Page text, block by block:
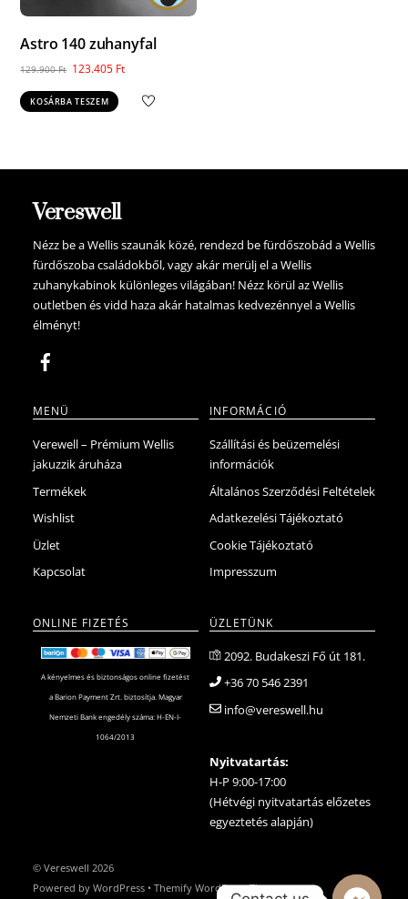
választhatók
Astro 140 zuhanyfal
129.900Ft Original
price
was:
123.405 FtCurrent
KOSÁRBA TESZEM
Vereswell
Nézz be a Wellis szaunák közé, rendezd be fürdőszobád a Wellis
fürdőszoba családokből, vagy akár merülj el a Wellis
zuhanykabinok különleges világában! Nézz körül az Wellis
outletben és vidd haza akár hatalmas kedvezénnyel a Wellis
élményt!
MENÜ
Verewell – Prémium Wellis
jakuzzik áruháza
Termékek
Wishlist
Üzlet
Kapcsolat
INFORMÁCIÓ
Szállítási és beüzemelési
információk
Általános Szerződési Feltételek
Adatkezelési Tájékoztató
Cookie Tájékoztató
Impresszum
ONLINE FIZETÉS
A kényelmes és biztonságos online fizetést
a Barion Payment Zrt. biztosítja. Magyar
Nemzeti Bank engedély száma: H-EN-I-
1064/2013
ÜZLETÜNK
2092. Budakeszi Fő út 181.
+36 70 546 2391
info@vereswell.hu
Nyitvatartás:
H-P 9:00-17:00
(Hétvégi nyitvatartás előzetes
egyeztetés alapján)
© Vereswell 2026
Powered by WordPress• Themify WordPress Themes